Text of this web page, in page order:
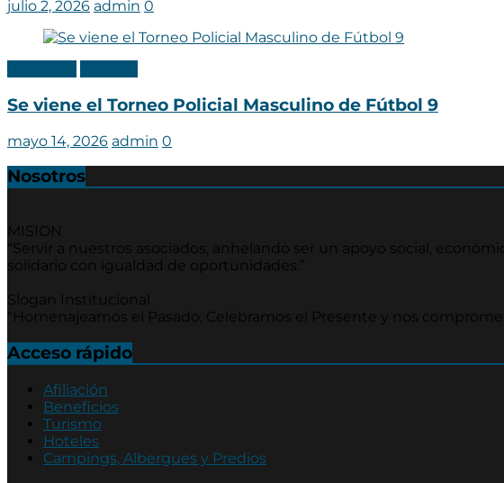
julio 2, 2026 admin 0
Se viene el Torneo Policial Masculino de Fútbol 9
mayo 14, 2026 admin 0
Nosotros
MISION
“Servir a nuestros asociados, anhelando ser un apoyo social,
solidario con igualdad de oportunidades.”
Slogan Institucional
"Homenajeamos el Pasado, Celebramos el Presente y nos
Acceso rápido
Afiliación
Beneficios
Turismo
Hoteles
Campings, Albergues y Predios